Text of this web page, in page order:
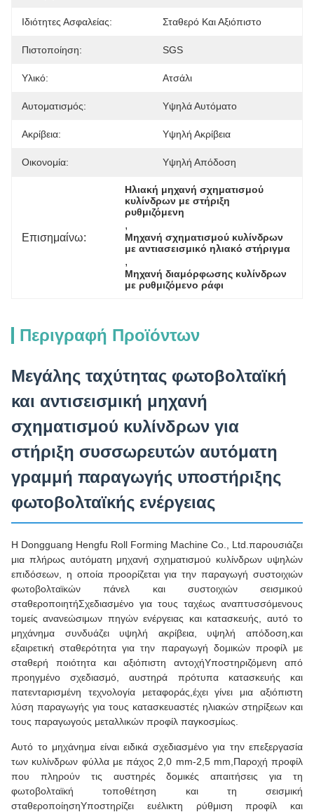
Ιδιότητες Ασφαλείας: Σταθερό Και Αξιόπιστο
Πιστοποίηση: SGS
Υλικό: Ατσάλι
Αυτοματισμός: Υψηλά Αυτόματο
Ακρίβεια: Υψηλή Ακρίβεια
Οικονομία: Υψηλή Απόδοση
Επισημαίνω:
Ηλιακή μηχανή σχηματισμού
κυλίνδρων με στήριξη
ρυθμιζόμενη
,
Μηχανή σχηματισμού κυλίνδρων
με αντιασεισμικό ηλιακό στήριγμα
,
Μηχανή διαμόρφωσης κυλίνδρων
με ρυθμιζόμενο ράφι
Περιγραφή Προϊόντων
Μεγάλης ταχύτητας φωτοβολταϊκή
και αντισεισμική μηχανή
σχηματισμού κυλίνδρων για
στήριξη συσσωρευτών αυτόματη
γραμμή παραγωγής υποστήριξης
φωτοβολταϊκής ενέργειας
Η Dongguang Hengfu Roll Forming Machine Co., Ltd.παρουσιάζει
μια πλήρως αυτόματη μηχανή σχηματισμού κυλίνδρων υψηλών
επιδόσεων, η οποία προορίζεται για την παραγωγή συστοιχιών
φωτοβολταϊκών πάνελ και συστοιχιών σεισμικού
σταθεροποιητήΣχεδιασμένο για τους ταχέως αναπτυσσόμενους
τομείς ανανεώσιμων πηγών ενέργειας και κατασκευής, αυτό το
μηχάνημα συνδυάζει υψηλή ακρίβεια, υψηλή απόδοση,και
εξαιρετική σταθερότητα για την παραγωγή δομικών προφίλ με
σταθερή ποιότητα και αξιόπιστη αντοχήΥποστηριζόμενη από
προηγμένο σχεδιασμό, αυστηρά πρότυπα κατασκευής και
πατενταρισμένη τεχνολογία μεταφοράς,έχει γίνει μια αξιόπιστη
λύση παραγωγής για τους κατασκευαστές ηλιακών στηρίξεων και
τους παραγωγούς μεταλλικών προφίλ παγκοσμίως.
Αυτό το μηχάνημα είναι ειδικά σχεδιασμένο για την επεξεργασία
των κυλίνδρων φύλλα με πάχος 2,0 mm-2,5 mm,Παροχή προφίλ
που πληρούν τις αυστηρές δομικές απαιτήσεις για τη
φωτοβολταϊκή τοποθέτηση και τη σεισμική
σταθεροποίησηΥποστηρίζει ευέλικτη ρύθμιση προφίλ και